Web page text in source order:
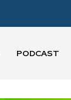
PODCAST